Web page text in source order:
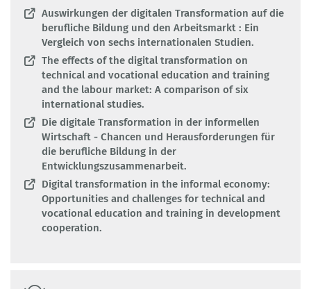
Auswirkungen der digitalen Transformation auf die
berufliche Bildung und den Arbeitsmarkt : Ein
Vergleich von sechs internationalen Studien.
The effects of the digital transformation on
technical and vocational education and training
and the labour market: A comparison of six
international studies.
Die digitale Transformation in der informellen
Wirtschaft - Chancen und Herausforderungen für
die berufliche Bildung in der
Entwicklungszusammenarbeit.
Digital transformation in the informal economy:
Opportunities and challenges for technical and
vocational education and training in development
cooperation.